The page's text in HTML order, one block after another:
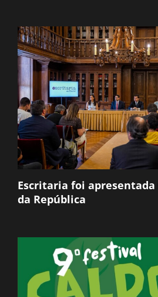
Escritaria foi apresentada
da República